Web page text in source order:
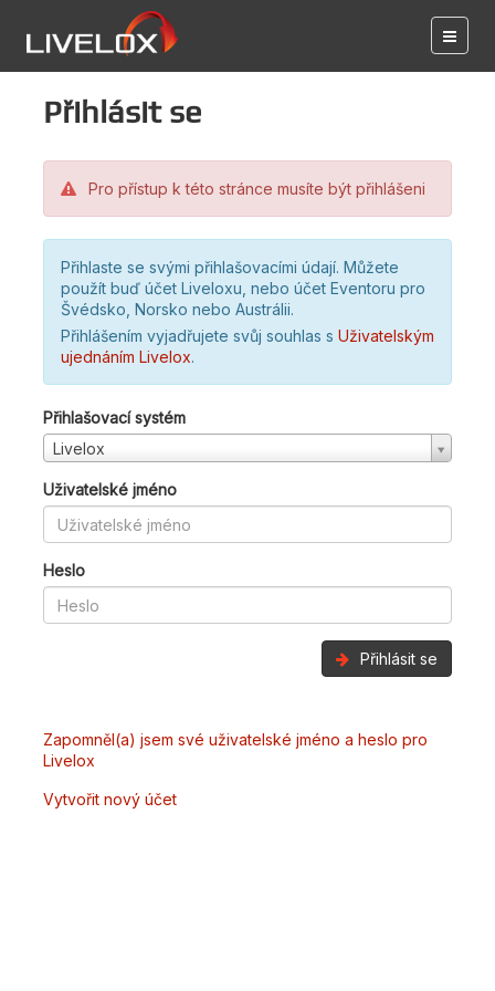
Přihlásit se
Pro přístup k této stránce musíte být přihlášeni
Přihlaste se svými přihlašovacími údají. Můžete
použít buď účet Liveloxu, nebo účet Eventoru pro
Švédsko, Norsko nebo Austrálii.
Přihlášením vyjadřujete svůj souhlas s Uživatelským
ujednáním Livelox.
Přihlašovací systém
Livelox
Uživatelské jméno
Heslo
Přihlásit se
Zapomněl(a) jsem své uživatelské jméno a heslo pro
Livelox
Vytvořit nový účet